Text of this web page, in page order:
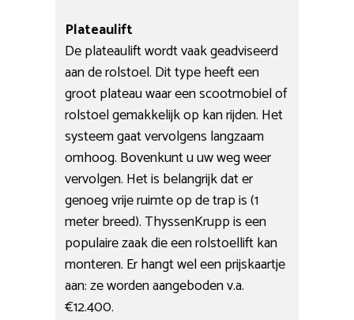
Plateaulift
De plateaulift wordt vaak geadviseerd
aan de rolstoel. Dit type heeft een
groot plateau waar een scootmobiel of
rolstoel gemakkelijk op kan rijden. Het
systeem gaat vervolgens langzaam
omhoog. Bovenkunt u uw weg weer
vervolgen. Het is belangrijk dat er
genoeg vrije ruimte op de trap is (1
meter breed). ThyssenKrupp is een
populaire zaak die een rolstoellift kan
monteren. Er hangt wel een prijskaartje
aan: ze worden aangeboden v.a.
€12.400.